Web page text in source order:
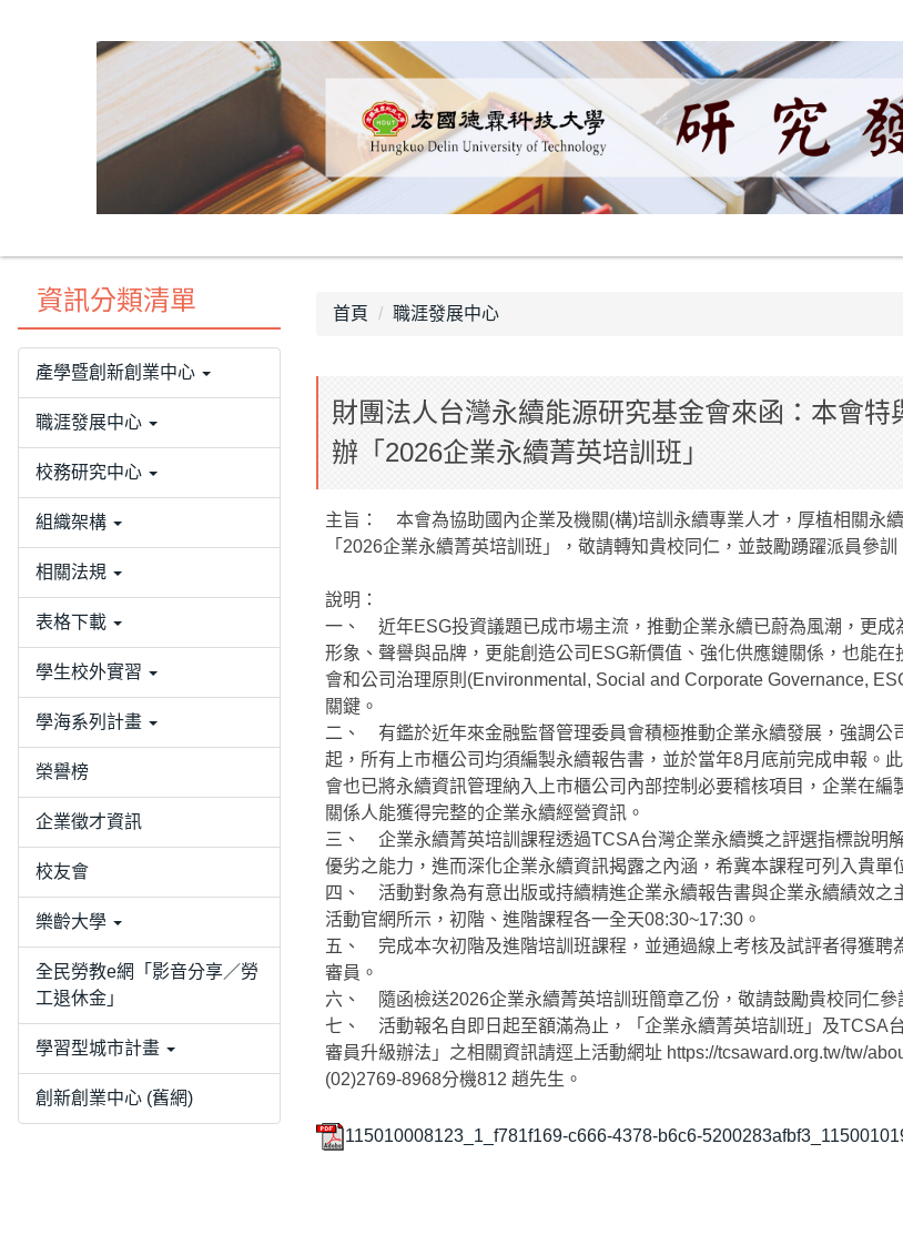
資訊分類清單
產學暨創新創業中心
職涯發展中心
校務研究中心
組織架構
相關法規
表格下載
學生校外實習
學海系列計畫
榮譽榜
企業徵才資訊
校友會
樂齡大學
全民勞教e網「影音分享／勞
工退休金」
學習型城市計畫
創新創業中心 (舊網)
首頁 職涯發展中心
財團法人台灣永續能源研究基金會來函：本會
辦「2026企業永續菁英培訓班」
主旨： 本會為協助國內企業及機關(構)培訓永續專業人才，厚植相關永
「2026企業永續菁英培訓班」，敬請轉知貴校同仁，並鼓勵踴躍派員參訓
說明：
一、 近年ESG投資議題已成市場主流，推動企業永續已蔚為風潮，更成
形象、聲譽與品牌，更能創造公司ESG新價值、強化供應鏈關係，也能
會和公司治理原則(Environmental, Social and Corporate Governance,
關鍵。
二、 有鑑於近年來金融監督管理委員會積極推動企業永續發展，強調公
起，所有上市櫃公司均須編製永續報告書，並於當年8月底前完成申報。
會也已將永續資訊管理納入上市櫃公司內部控制必要稽核項目，企業在
關係人能獲得完整的企業永續經營資訊。
三、 企業永續菁英培訓課程透過TCSA台灣企業永續獎之評選指標說明
優劣之能力，進而深化企業永續資訊揭露之內涵，希冀本課程可列入貴單
四、 活動對象為有意出版或持續精進企業永續報告書與企業永續績效之
活動官網所示，初階、進階課程各一全天08:30~17:30。
五、 完成本次初階及進階培訓班課程，並通過線上考核及試評者得獲聘
審員。
六、 隨函檢送2026企業永續菁英培訓班簡章乙份，敬請鼓勵貴校同仁參
七、 活動報名自即日起至額滿為止，「企業永續菁英培訓班」及TCSA
審員升級辦法」之相關資訊請逕上活動網址 https://tcsaward.org.tw/tw/
(02)2769-8968分機812 趙先生。
115010008123_1_f781f169-c666-4378-b6c6-